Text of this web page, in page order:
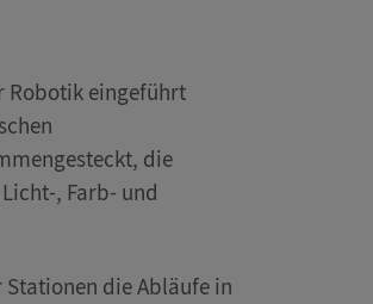
Robotik eingeführt
die
, Farb- und
die Abläufe in